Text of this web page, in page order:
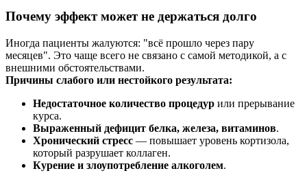
Почему эффект может не держаться долго
Иногда пациенты жалуются: "всё прошло через пару
месяцев". Это чаще всего не связано с самой методикой, а с
внешними обстоятельствами.
Причины слабого или нестойкого результата:
Недостаточное количество процедур или прерывание
курса.
Выраженный дефицит белка, железа, витаминов.
Хронический стресс — повышает уровень кортизола,
который разрушает коллаген.
Курение и злоупотребление алкоголем.